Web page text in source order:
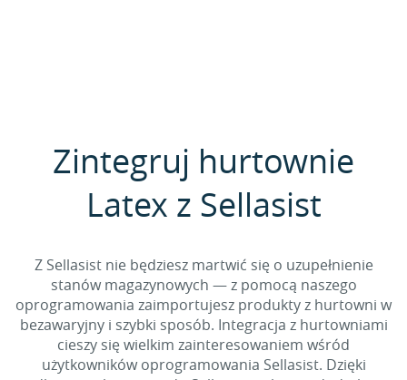
Zintegruj hurtownie
Latex z Sellasist
Z Sellasist nie będziesz martwić się o uzupełnienie
stanów magazynowych — z pomocą naszego
oprogramowania zaimportujesz produkty z hurtowni w
bezawaryjny i szybki sposób. Integracja z hurtowniami
cieszy się wielkim zainteresowaniem wśród
użytkowników oprogramowania Sellasist. Dzięki